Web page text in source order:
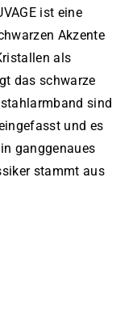
ist eine
Akzente
als
das schwarze
sind
und es
ganggenaues
stammt aus